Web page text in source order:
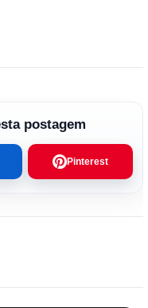
postagem
Pinterest